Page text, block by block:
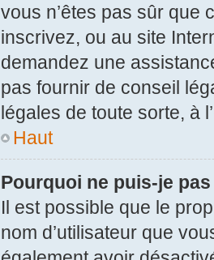
vous n’êtes pas sûr que
inscrivez, ou au site
demandez une
pas fournir de conseil
légales de toute sorte, à
Haut
Pourquoi ne puis-je
Il est possible que le
nom d’utilisateur que